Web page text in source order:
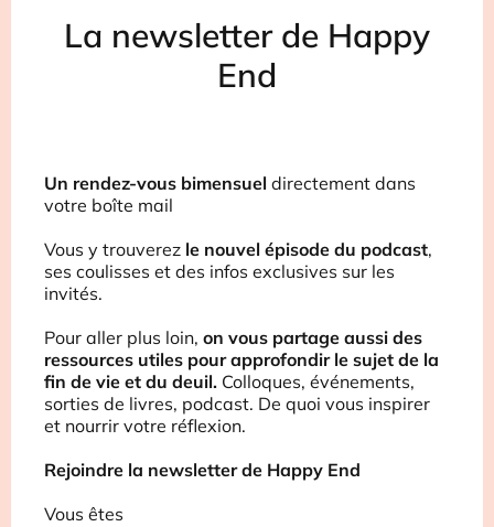
La newsletter de Happy
End
Un rendez-vous bimensuel directement dans
votre boîte mail
Vous y trouverez le nouvel épisode du podcast,
ses coulisses et des infos exclusives sur les
invités.
Pour aller plus loin, on vous partage aussi des
ressources utiles pour approfondir le sujet de la
fin de vie et du deuil. Colloques, événements,
sorties de livres, podcast. De quoi vous inspirer
et nourrir votre réflexion.
Rejoindre la newsletter de Happy End
Vous êtes